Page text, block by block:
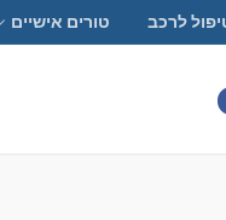
לרכב טורים אישיים